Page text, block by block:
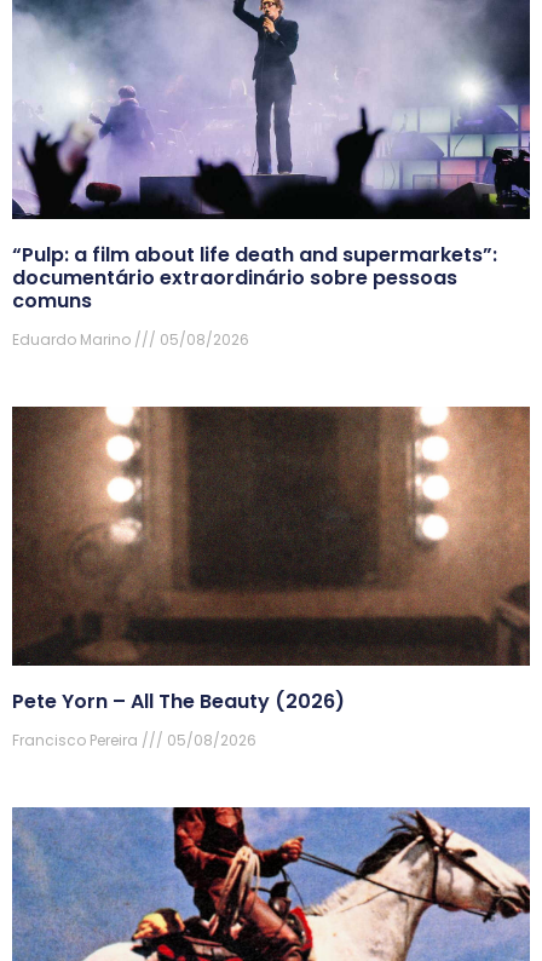
“Pulp: a film about life death and supermarkets”:
documentário extraordinário sobre pessoas
comuns
Eduardo Marino 05/08/2026
Pete Yorn – All The Beauty (2026)
Francisco Pereira 05/08/2026